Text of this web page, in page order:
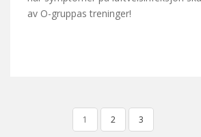
av O-gruppas treninger!
1 2 3